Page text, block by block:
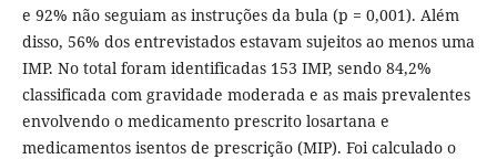
e 92% não seguiam as instruções da bula (p = 0,001). Além
disso, 56% dos entrevistados estavam sujeitos ao menos uma
IMP. No total foram identificadas 153 IMP, sendo 84,2%
classificada com gravidade moderada e as mais prevalentes
envolvendo o medicamento prescrito losartana e
medicamentos isentos de prescrição (MIP). Foi calculado o